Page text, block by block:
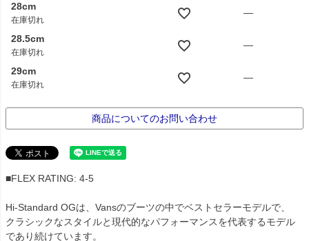
28cm
在庫切れ
—
28.5cm
在庫切れ
—
29cm
在庫切れ
—
商品についてのお問い合わせ
■FLEX RATING: 4-5
Hi-Standard OGは、Vansのブーツの中でベストセラーモデルで、
クラシックなスタイルと現代的なパフォーマンスを代表するモデル
であり続けています。